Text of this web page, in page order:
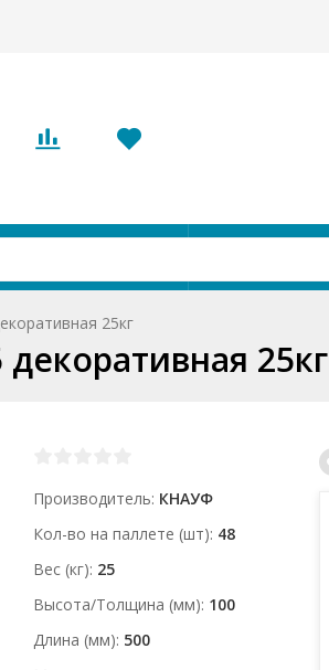
25кг
25кг
Производитель КНАУФ
Кол-во на паллете (шт) 48
Вес (кг) 25
Высота/Толщина (мм) 100
Длина (мм) 500